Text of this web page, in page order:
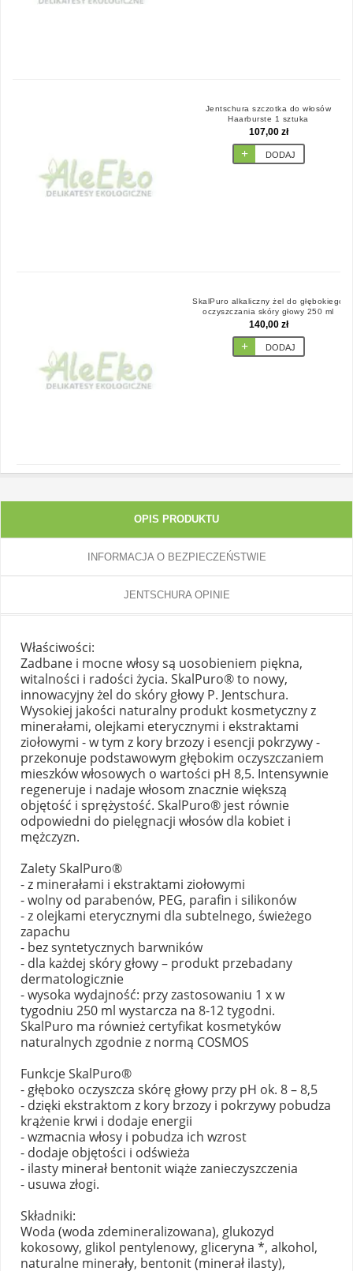
Jentschura szczotka do włosów
Haarburste 1 sztuka
107,00 zł
DODAJ
SkalPuro alkaliczny żel do głębokiego
oczyszczania skóry głowy 250 ml
Jentschura
140,00 zł
DODAJ
OPIS PRODUKTU
INFORMACJA O BEZPIECZEŃSTWIE
JENTSCHURA OPINIE
Właściwości:
Zadbane i mocne włosy są uosobieniem piękna,
witalności i radości życia. SkalPuro® to nowy,
innowacyjny żel do skóry głowy P. Jentschura.
Wysokiej jakości naturalny produkt kosmetyczny z
minerałami, olejkami eterycznymi i ekstraktami
ziołowymi - w tym z kory brzozy i esencji pokrzywy -
przekonuje podstawowym głębokim oczyszczaniem
mieszków włosowych o wartości pH 8,5. Intensywnie
regeneruje i nadaje włosom znacznie większą
objętość i sprężystość. SkalPuro® jest równie
odpowiedni do pielęgnacji włosów dla kobiet i
mężczyzn.
Zalety SkalPuro®
- z minerałami i ekstraktami ziołowymi
- wolny od parabenów, PEG, parafin i silikonów
- z olejkami eterycznymi dla subtelnego, świeżego
zapachu
- bez syntetycznych barwników
- dla każdej skóry głowy – produkt przebadany
dermatologicznie
- wysoka wydajność: przy zastosowaniu 1 x w
tygodniu 250 ml wystarcza na 8-12 tygodni.
SkalPuro ma również certyfikat kosmetyków
naturalnych zgodnie z normą COSMOS
Funkcje SkalPuro®
- głęboko oczyszcza skórę głowy przy pH ok. 8 – 8,5
- dzięki ekstraktom z kory brzozy i pokrzywy pobudza
krążenie krwi i dodaje energii
- wzmacnia włosy i pobudza ich wzrost
- dodaje objętości i odświeża
- ilasty minerał bentonit wiąże zanieczyszczenia
- usuwa złogi.
Składniki:
Woda (woda zdemineralizowana), glukozyd
kokosowy, glikol pentylenowy, gliceryna *, alkohol,
naturalne minerały, bentonit (minerał ilasty),